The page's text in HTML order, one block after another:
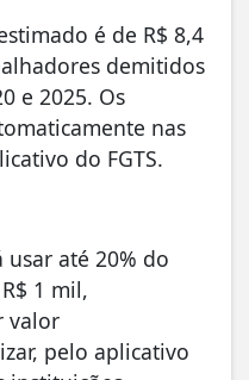
é de R$ 8,4
demitidos
e 2025. Os
nas
do FGTS.
até 20% do
1 mil,
valor
pelo aplicativo